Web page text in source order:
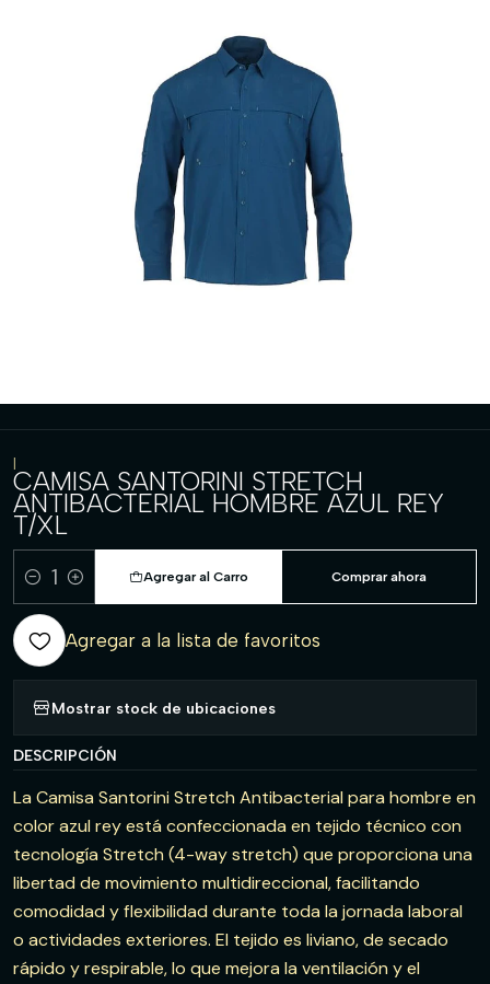
|
CAMISA SANTORINI STRETCH
ANTIBACTERIAL HOMBRE AZUL REY
T/XL
Cantidad
Agregar al Carro Comprar ahora
Agregar a la lista de favoritos
Mostrar stock de ubicaciones
DESCRIPCIÓN
La Camisa Santorini Stretch Antibacterial para hombre en
color azul rey está confeccionada en tejido técnico con
tecnología Stretch (4-way stretch) que proporciona una
libertad de movimiento multidireccional, facilitando
comodidad y flexibilidad durante toda la jornada laboral
o actividades exteriores. El tejido es liviano, de secado
rápido y respirable, lo que mejora la ventilación y el